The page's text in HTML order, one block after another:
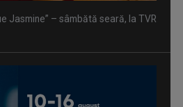
Jasmine” – sâmbătă seară, la TVR